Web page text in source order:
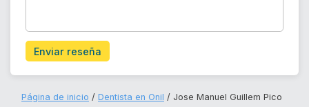
Enviar reseña
Página de inicio Dentista en Onil Jose Manuel Guillem Pico